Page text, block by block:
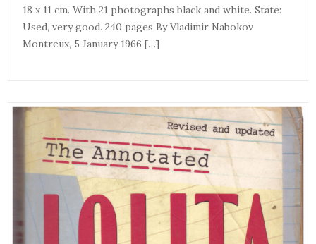
18 x 11 cm. With 21 photographs black and white. State:
Used, very good. 240 pages By Vladimir Nabokov
Montreux, 5 January 1966 […]